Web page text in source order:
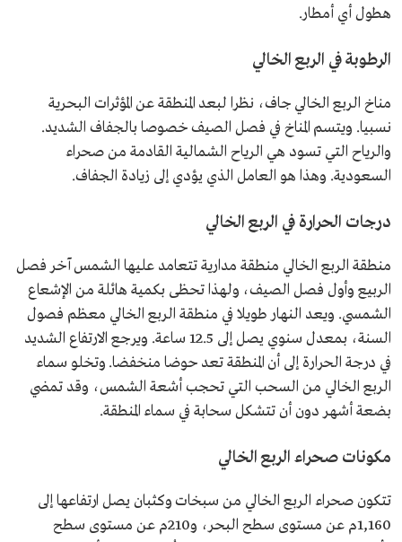
هطول أي أمطار.
الرطوبة في الربع الخالي
مناخ الربع الخالي جاف، نظرا لبعد المنطقة عن المؤثرات البحرية
نسبيا. ويتسم المناخ في فصل الصيف خصوصا بالجفاف الشديد.
والرياح التي تسود هي الرياح الشمالية القادمة من صحراء
السعودية. وهذا هو العامل الذي يؤدي إلى زيادة الجفاف.
درجات الحرارة في الربع الخالي
منطقة الربع الخالي منطقة مدارية تتعامد عليها الشمس آخر فصل
الربيع وأول فصل الصيف، ولهذا تحظى بكمية هائلة من الإشعاع
الشمسي. ويعد النهار طويلا في منطقة الربع الخالي معظم فصول
السنة، بمعدل سنوي يصل إلى 12.5 ساعة. ويرجع الارتفاع الشديد
في درجة الحرارة إلى أن المنطقة تعد حوضا منخفضا. وتخلو سماء
الربع الخالي من السحب التي تحجب أشعة الشمس، وقد تمضي
بضعة أشهر دون أن تتشكل سحابة في سماء المنطقة.
مكونات صحراء الربع الخالي
تتكون صحراء الربع الخالي من سبخات وكثبان يصل ارتفاعها إلى
1,160م عن مستوى سطح البحر، و210م عن مستوى سطح